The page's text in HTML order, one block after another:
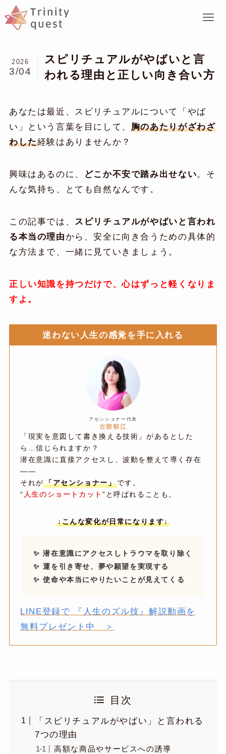
スピリチュアルがやばいと言
われる理由と正しい向き合い方
2026
3/04
あなたは最近、スピリチュアルについて「やば
い」という言葉を目にして、 胸のあたりがざわざ
わした経験はありませんか？
興味はあるのに、 どこか不安で踏み出せない。そ
んな気持ち、とても自然なんです。
この記事では、 スピリチュアルがやばいと言われ
る本当の理由 から、安全に向き合うための具体的
な方法まで、一緒に見ていきましょう。
正しい知識を持つだけで、心はずっと軽くなりま
すよ。
迷わない人生の感覚を手に入れる
アセンショナー代表
古部郁江
「現実を意図して書き換える技術」があるとした
ら…信じられますか？
潜在意識に直接アクセスし、波動を整えて導く存在
――
それが「アセンショナー」です。
“ 人生のショートカット ”と呼ばれることも。
↓こんな変化が日常になります↓
✨ 潜在意識にアクセスしトラウマを取り除く
✨ 運を引き寄せ、夢や願望を実現する
✨ 使命や本当にやりたいことが見えてくる
LINE登録で 『人生のズル技』解説動画を
無料プレゼント中 ＞
目次
「スピリチュアルがやばい」と言われる
7つの理由
高額な商品やサービスへの誘導